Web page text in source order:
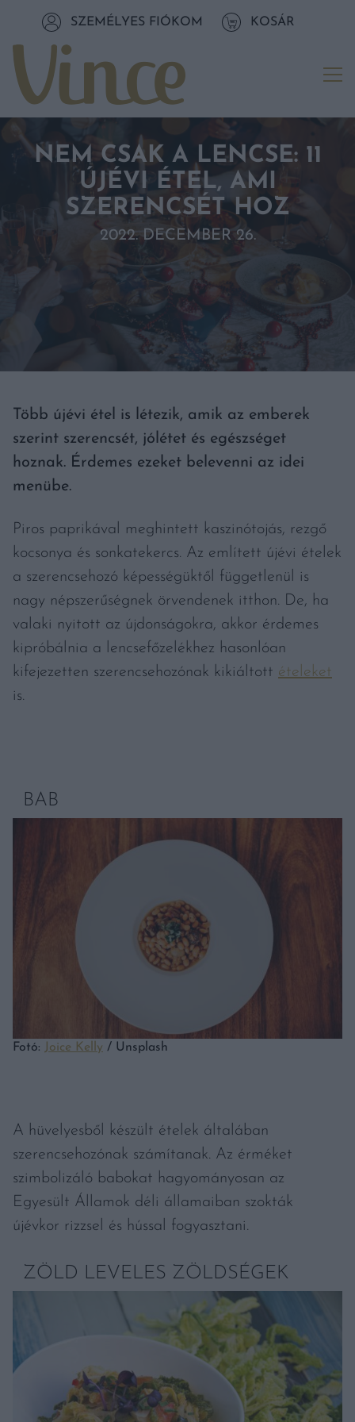
Tovább a tartalomhozSZEMÉLYES FIÓKOM KOSÁR
NEM CSAK A LENCSE: 11
ÚJÉVI ÉTEL, AMI
SZERENCSÉT HOZ
2022. DECEMBER 26.
Több újévi étel is létezik, amik az emberek
szerint szerencsét, jólétet és egészséget
hoznak. Érdemes ezeket belevenni az idei
menübe.
Piros paprikával meghintett kaszinótojás, rezgő
kocsonya és sonkatekercs. Az említett újévi ételek
a szerencsehozó képességüktől függetlenül is
nagy népszerűségnek örvendenek itthon. De, ha
valaki nyitott az újdonságokra, akkor érdemes
kipróbálnia a lencsefőzelékhez hasonlóan
kifejezetten szerencsehozónak kikiáltott ételeket
is.
BAB
Fotó: Joice Kelly / Unsplash
A hüvelyesből készült ételek általában
szerencsehozónak számítanak. Az érméket
szimbolizáló babokat hagyományosan az
Egyesült Államok déli államaiban szokták
újévkor rizzsel és hússal fogyasztani.
ZÖLD LEVELES ZÖLDSÉGEK